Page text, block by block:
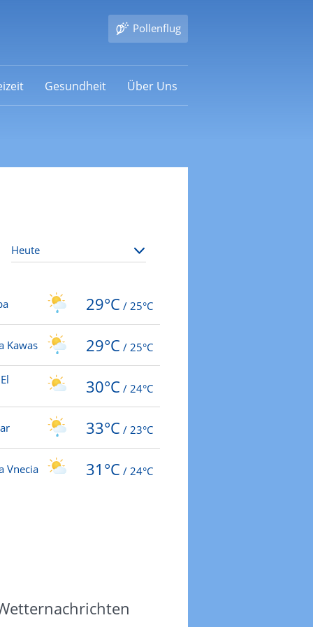
Pollenflug
Gesundheit Über Uns
29°C / 25°C
Kawas 29°C / 25°C
30°C / 24°C
33°C / 23°C
Vnecia 31°C / 24°C